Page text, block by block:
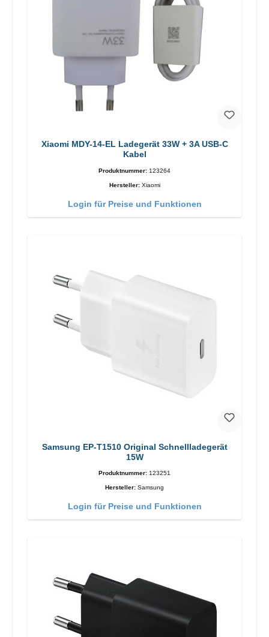
Xiaomi MDY-14-EL Ladegerät 33W + 3A USB-C
Kabel
Produktnummer: 123264
Hersteller: Xiaomi
Login für Preise und Funktionen
Samsung EP-T1510 Original Schnellladegerät
15W
Produktnummer: 123251
Hersteller: Samsung
Login für Preise und Funktionen